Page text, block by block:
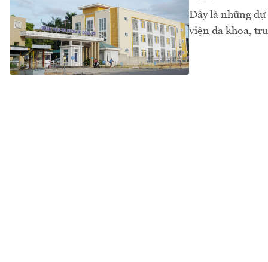
Đây là những dự
viện đa khoa,